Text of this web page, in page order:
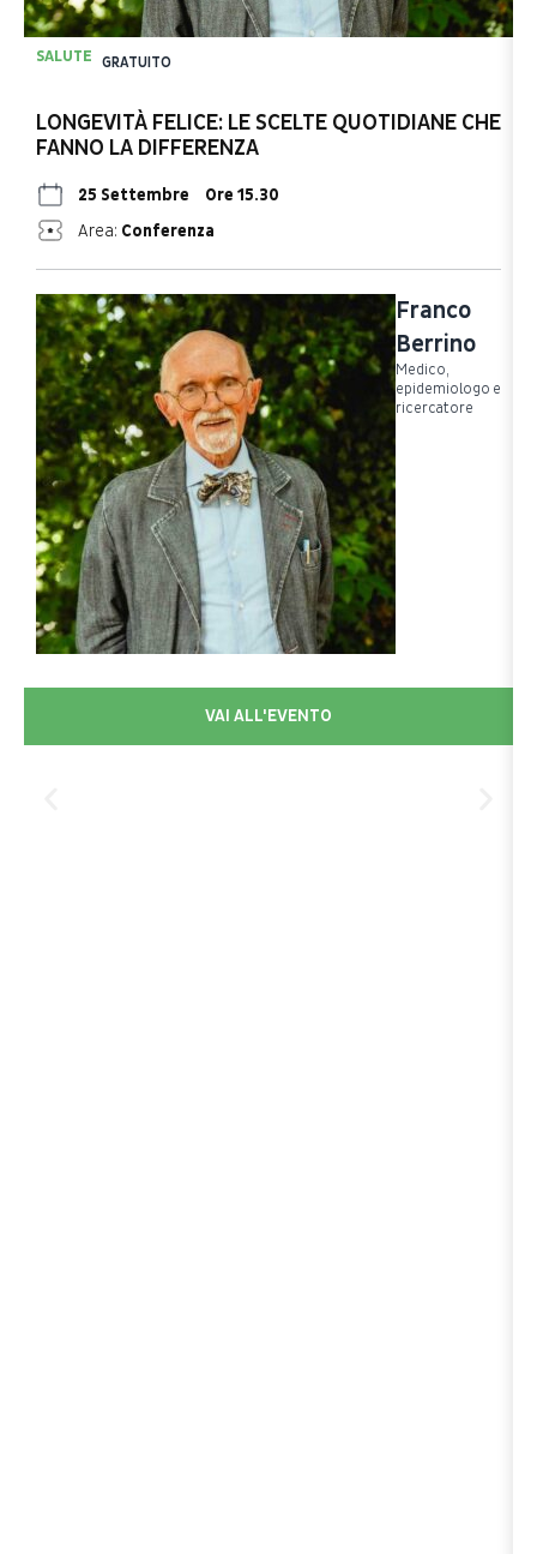
SALUTE GRATUITO
LONGEVITÀ FELICE: LE SCELTE QUOTIDIANE CHE
FANNO LA DIFFERENZA
25 Settembre
Ore 15.30
Area: Conferenza
Franco
Berrino
Medico,
epidemiologo e
ricercatore
VAI ALL'EVENTO